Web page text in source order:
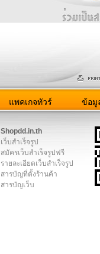
แพคเกจทัวร์ ข้อมู
Shopdd.in.th
เว็บสำเร็จรูป
สมัครเว็บสำเร็จรูปฟรี
รายละเอียดเว็บสำเร็จรูป
สารบัญที่ตั้งร้านค้า
สารบัญเว็บ